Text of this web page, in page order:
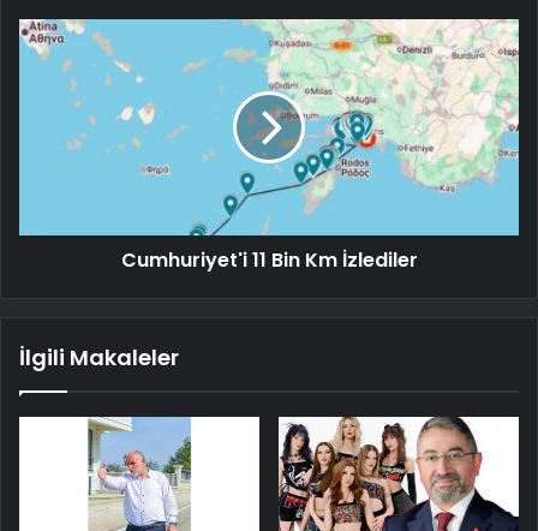
Cumhuriyet'i 11 Bin Km İzlediler
İlgili Makaleler